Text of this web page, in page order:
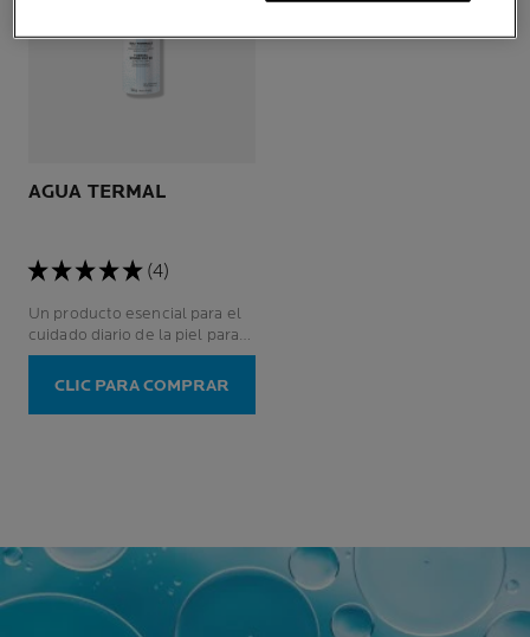
AGUA TERMAL
(4)
Un producto esencial para el
cuidado diario de la piel para
pieles sensibles, incluso para
las más frágiles: recién
embarazadas.
CLIC PARA COMPRAR